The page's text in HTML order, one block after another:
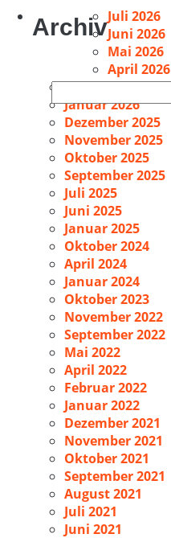
Suchen
nach:
ArchivJuli 2026
Juni 2026
Mai 2026
April 2026
Februar 2026
Januar 2026
Dezember 2025
November 2025
Oktober 2025
September 2025
Juli 2025
Juni 2025
Januar 2025
Oktober 2024
April 2024
Januar 2024
Oktober 2023
November 2022
September 2022
Mai 2022
April 2022
Februar 2022
Januar 2022
Dezember 2021
November 2021
Oktober 2021
September 2021
August 2021
Juli 2021
Juni 2021